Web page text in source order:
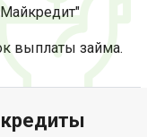
выплаты займа.